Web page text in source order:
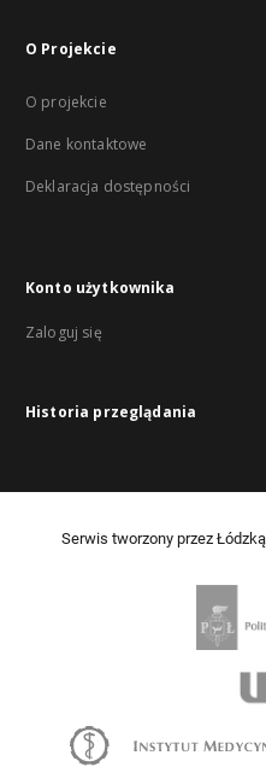
O Projekcie
O projekcie
Dane kontaktowe
Deklaracja dostępności
Konto użytkownika
Zaloguj się
Historia przeglądania
Serwis tworzony przez